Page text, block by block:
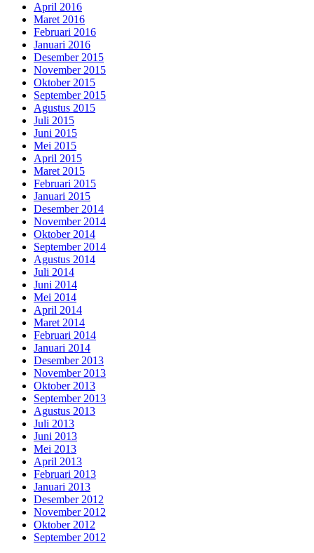
April 2016
Maret 2016
Februari 2016
Januari 2016
Desember 2015
November 2015
Oktober 2015
September 2015
Agustus 2015
Juli 2015
Juni 2015
Mei 2015
April 2015
Maret 2015
Februari 2015
Januari 2015
Desember 2014
November 2014
Oktober 2014
September 2014
Agustus 2014
Juli 2014
Juni 2014
Mei 2014
April 2014
Maret 2014
Februari 2014
Januari 2014
Desember 2013
November 2013
Oktober 2013
September 2013
Agustus 2013
Juli 2013
Juni 2013
Mei 2013
April 2013
Februari 2013
Januari 2013
Desember 2012
November 2012
Oktober 2012
September 2012